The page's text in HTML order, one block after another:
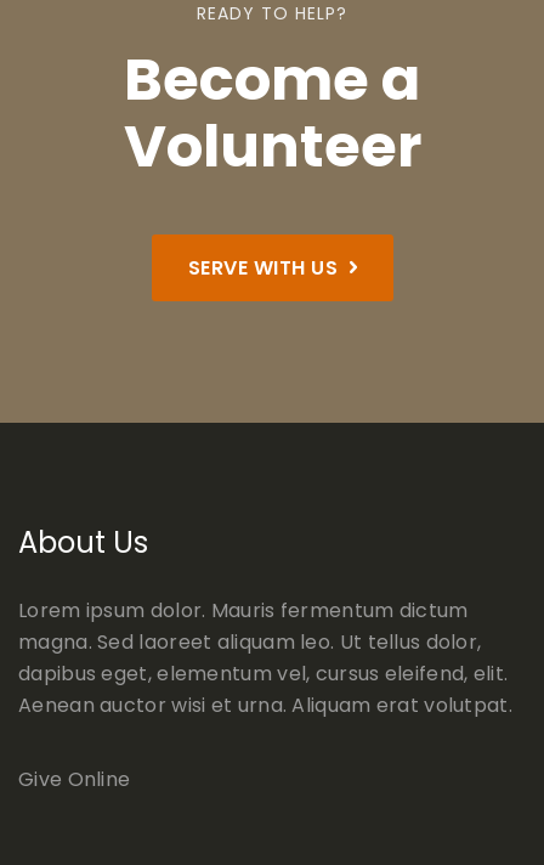
READY TO HELP?
Become a
Volunteer
SERVE WITH US
About Us
Lorem ipsum dolor. Mauris fermentum dictum
magna. Sed laoreet aliquam leo. Ut tellus dolor,
dapibus eget, elementum vel, cursus eleifend, elit.
Aenean auctor wisi et urna. Aliquam erat volutpat.
Give Online